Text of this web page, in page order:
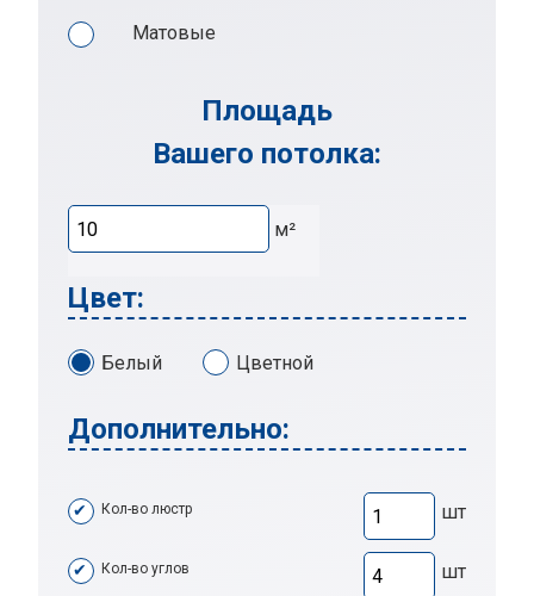
Матовые
Площадь
Вашего потолка:
м²
Цвет:
Белый Цветной
Дополнительно:
Кол-во люстр шт
Кол-во углов шт